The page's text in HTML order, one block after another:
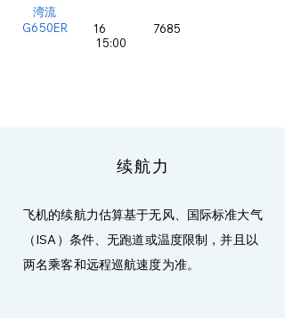
​湾流
G650ER
16 7685
15:00
续航力
飞机的续航力估算基于无风、国际标准大气
（ISA）条件、无跑道或温度限制，并且以
两名乘客和远程巡航速度为准。